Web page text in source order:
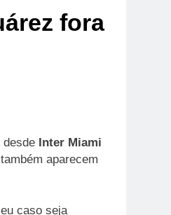
fora
desde Inter Miami
aparecem
caso seja